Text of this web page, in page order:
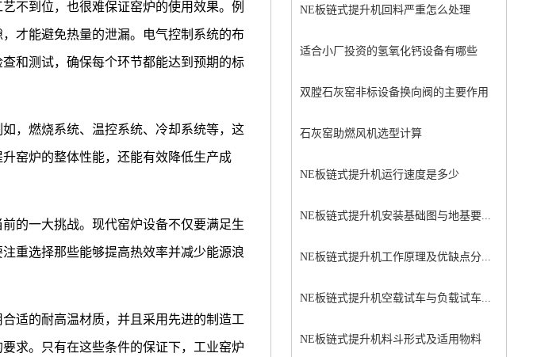
不到位，也很难保证窑炉的使用效果。例
才能避免热量的泄漏。电气控制系统的布
和测试，确保每个环节都能达到预期的标
，燃烧系统、温控系统、冷却系统等，这
窑炉的整体性能，还能有效降低生产成
的一大挑战。现代窑炉设备不仅要满足生
重选择那些能够提高热效率并减少能源浪
适的耐高温材质，并且采用先进的制造工
求。只有在这些条件的保证下，工业窑炉
NE板链式提升机回料严重怎么处理
适合小厂投资的氢氧化钙设备有哪些
双膛石灰窑非标设备换向阀的主要作用
石灰窑助燃风机选型计算
NE板链式提升机运行速度是多少
NE板链式提升机安装基础图与地基要...
NE板链式提升机工作原理及优缺点分...
NE板链式提升机空载试车与负载试车...
NE板链式提升机料斗形式及适用物料